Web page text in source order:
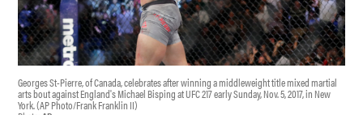
Georges St-Pierre, of Canada, celebrates after winning a middleweight title mixed martial
arts bout against England's Michael Bisping at UFC 217 early Sunday, Nov. 5, 2017, in New
York. (AP Photo/Frank Franklin II)